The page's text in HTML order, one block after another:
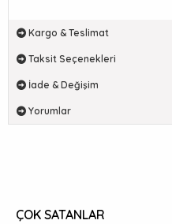
Kargo & Teslimat
Taksit Seçenekleri
İade & Değişim
Yorumlar
ÇOK SATANLAR